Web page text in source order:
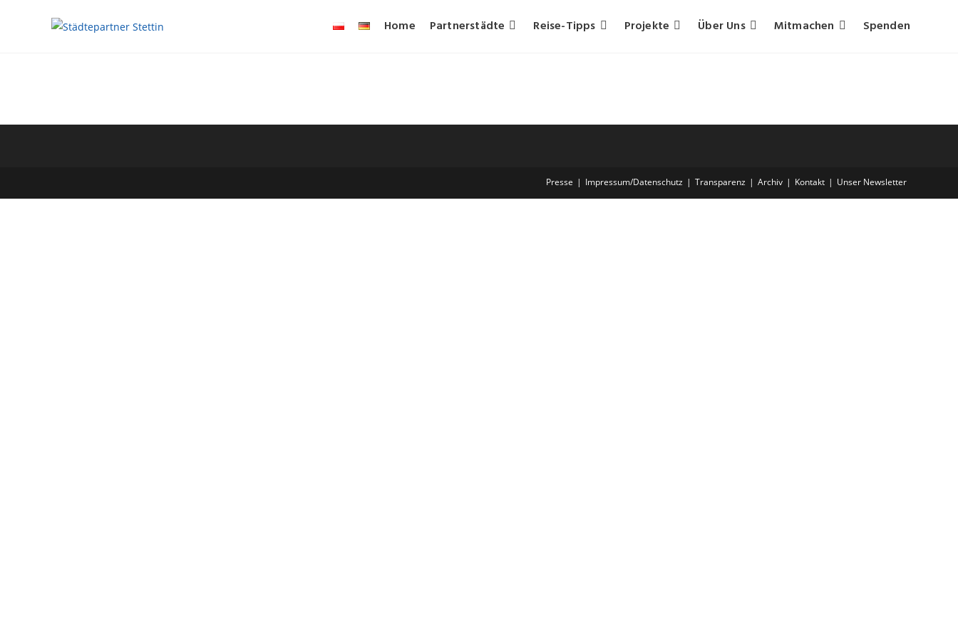
Home Partnerstädte Reise-Tipps Projekte Über Uns Mitmachen Spenden
Presse Impressum/Datenschutz Transparenz Archiv Kontakt Unser Newsletter